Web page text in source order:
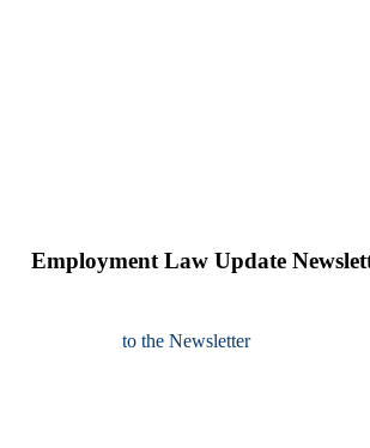
Employment Law Update
to the Newsletter